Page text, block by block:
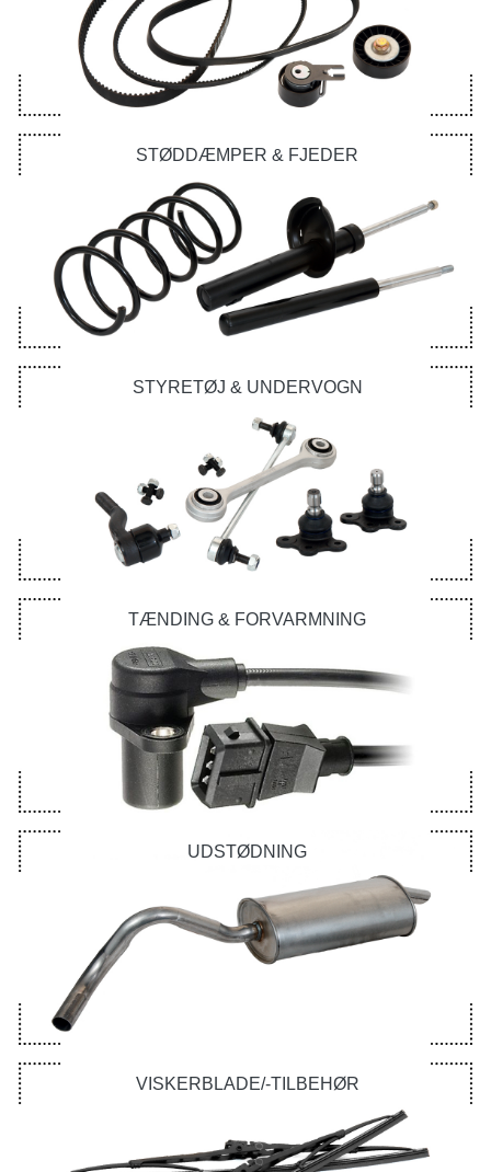
STØDDÆMPER & FJEDER
STYRETØJ & UNDERVOGN
TÆNDING & FORVARMNING
UDSTØDNING
VISKERBLADE/-TILBEHØR